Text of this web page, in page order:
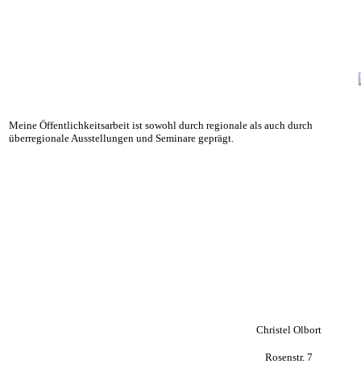
Meine Öffentlichkeitsarbeit ist sowohl durch regionale als auch durch
überregionale Ausstellungen und Seminare geprägt.
Christel Olbort
Rosenstr. 7